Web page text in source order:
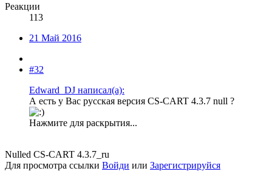
Реакции
113
21 Май 2016
#32
Edward_DJ написал(а):
А есть у Вас русская версия CS-CART 4.3.7 null ?
Нажмите для раскрытия...
Nulled CS-CART 4.3.7_ru
Для просмотра ссылки Войди или Зарегистрируйся